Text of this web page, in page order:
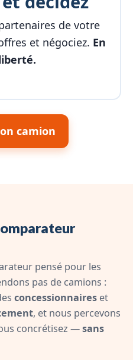
de votre
et négociez. En
camion
pensé pour les
pas de camions :
concessionnaires et
, et nous percevons
concrétisez —sans